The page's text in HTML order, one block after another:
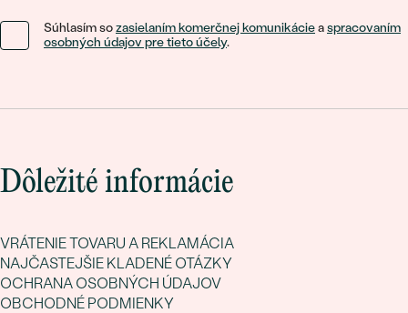
Súhlasím sozasielaním komerčnej komunikácieaspracovaním
osobných údajov pre tieto účely.
Dôležité informácie
VRÁTENIE TOVARU A REKLAMÁCIA
NAJČASTEJŠIE KLADENÉ OTÁZKY
OCHRANA OSOBNÝCH ÚDAJOV
OBCHODNÉ PODMIENKY